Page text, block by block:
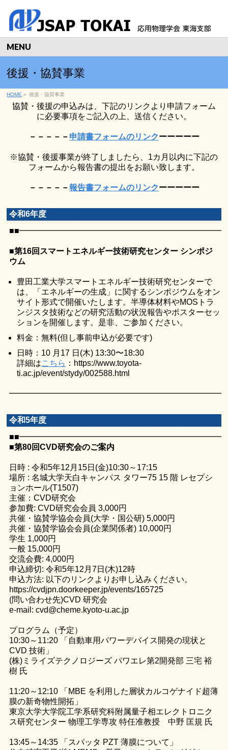
MENU
後援・協賛事業
HOME » 後援・協賛事業
協賛・後援の申込みは、下記のリンクより申請フォーム
に必要事項をご記入の上、送信ください。
－－－－－ 申請書フォームのリンクーーーーー
※協賛・後援事業が終了しましたら、1カ月以内に下記の
フォームから報告書の提出をお願い致します。
－－－－－報告書フォームのリンクーーーーー
令和6年度
■第16回スマートエネルギー技術研究センター シンポジ
ウム
豊田工業大学スマートエネルギー技術研究センターで
は、「エネルギーの生成」に関するシンポジウムをオン
サイト形式で開催いたします。半導体材料やMOSトラ
ンジスタ技術などの研究活動の状況報告やポスターセッ
ションを開催します。是非、ご参加ください。
料金：無料(但し事前申込が必要です)
日時：10 月17 日(木) 13:30〜18:30
詳細はこちら ：https://www.toyota-
ti.ac.jp/event/stydy/002588.html
令和5年度
■第80回CVD研究会のご案内
日時 : 令和5年12月15日(金)10:30～17:15
場所 : 名城大学天白キャンパス タワー75 15 階 レセプシ
ョンホール(T1507)
主催：CVD研究会
参加費: CVD研究会会員 3,000円
共催・協賛学協会会員(大学・国公研) 5,000円
共催・協賛学協会会員(企業関係者) 10,000円
学生 1,000円
一般 15,000円
交流会費: 4,000円
申込締切: 令和5年12月7日(木)12時
申込方法: 以下のリンクよりお申し込みください。
https://cvdjpn.doorkeeper.jp/events/165725
(問い合わせ先)CVD 研究会
e-mail: cvd@cheme.kyoto-u.ac.jp
プログラム（予定）
10:30～11:20 「自動車用パワーデバイス開発の現状と
CVD 技術」
(株)ミライズテクノロジーズ パワエレ第2開発部 三宅 裕
樹 氏
11:20～12:10 「MBE を利用した層状カルコゲナイド超薄
膜の新奇物性開拓」
東京大学大学院工学系研究科附属量子相エレクトロニク
ス研究センター 物理工学専攻 特任准教授 中野 匡規 氏
13:45～14:35 「スパッタ PZT 薄膜について」